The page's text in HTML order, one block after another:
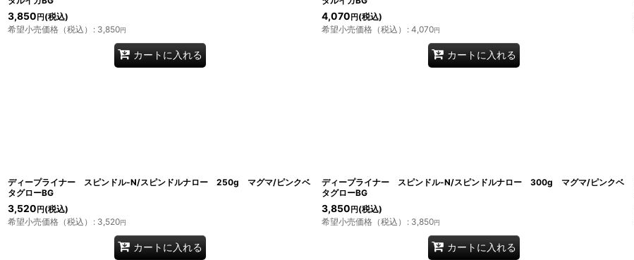
3,850 円 (税込)
希望小売価格（税込） : 3,850円
カートに入れる
4,070 円(税込)
希望小売価格（税込） : 4,070円
カートに入れる
ディープライナー スピンドル-N/スピンドルナロー 250g マグマ/ピンクベ
タグローBG
3,520 円 (税込)
希望小売価格（税込） : 3,520円
カートに入れる
ディープライナー スピンドル-N/スピンドルナロー 300g マグマ/ピンクベ
タグローBG
3,850 円(税込)
希望小売価格（税込） : 3,850円
カートに入れる